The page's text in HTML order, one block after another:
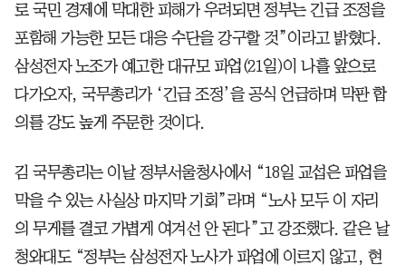
로 국민 경제에 막대한 피해가 우려되면 정부는 긴급 조정을
포함해 가능한 모든 대응 수단을 강구할 것”이라고 밝혔다.
삼성전자 노조가 예고한 대규모 파업(21일)이 나흘 앞으로
다가오자, 국무총리가 ‘긴급 조정’을 공식 언급하며 막판 합
의를 강도 높게 주문한 것이다.
김 국무총리는 이날 정부서울청사에서 “18일 교섭은 파업을
막을 수 있는 사실상 마지막 기회”라며 “노사 모두 이 자리
의 무게를 결코 가볍게 여겨선 안 된다”고 강조했다. 같은 날
청와대도 “정부는 삼성전자 노사가 파업에 이르지 않고, 현